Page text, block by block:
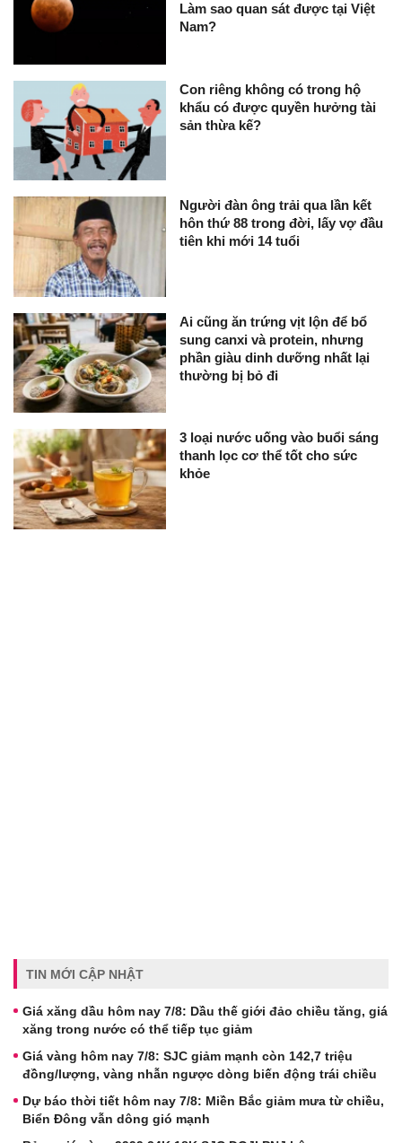
Làm sao quan sát được tại Việt
Nam?
Con riêng không có trong hộ
khẩu có được quyền hưởng tài
sản thừa kế?
Người đàn ông trải qua lần kết
hôn thứ 88 trong đời, lấy vợ đầu
tiên khi mới 14 tuổi
Ai cũng ăn trứng vịt lộn để bổ
sung canxi và protein, nhưng
phần giàu dinh dưỡng nhất lại
thường bị bỏ đi
3 loại nước uống vào buổi sáng
thanh lọc cơ thể tốt cho sức
khỏe
TIN MỚI CẬP NHẬT
Giá xăng dầu hôm nay 7/8: Dầu thế giới đảo chiều tăng, giá
xăng trong nước có thể tiếp tục giảm
Giá vàng hôm nay 7/8: SJC giảm mạnh còn 142,7 triệu
đồng/lượng, vàng nhẫn ngược dòng biến động trái chiều
Dự báo thời tiết hôm nay 7/8: Miền Bắc giảm mưa từ chiều,
Biển Đông vẫn dông gió mạnh